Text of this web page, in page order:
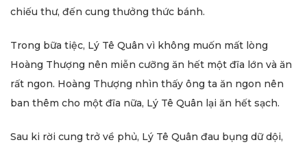
chiếu thư, đến cung thưởng thức bánh.
Trong bữa tiệc, Lý Tê Quân vì không muốn mất lòng
Hoàng Thượng nên miễn cưỡng ăn hết một đĩa lớn và ăn
rất ngon. Hoàng Thượng nhìn thấy ông ta ăn ngon nên
ban thêm cho một đĩa nữa, Lý Tê Quân lại ăn hết sạch.
Sau ki rời cung trở về phủ, Lý Tê Quân đau bụng dữ dội,